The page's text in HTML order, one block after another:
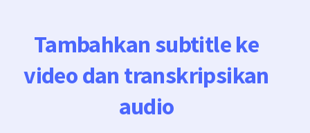
Tambahkan subtitle ke
video dan transkripsikan
audio